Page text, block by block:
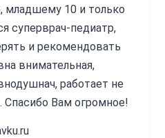
младшему 10 и только
суперврач-педиатр,
и рекомендовать
внимательная,
работает не
Спасибо Вам огромное!